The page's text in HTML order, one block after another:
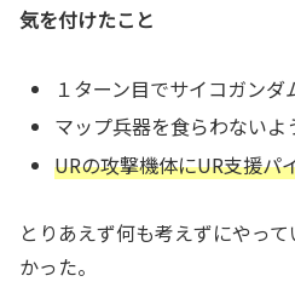
気を付けたこと
１ターン目でサイコガンダ
マップ兵器を食らわないよ
URの攻撃機体にUR支援パ
とりあえず何も考えずにやっ
かった。